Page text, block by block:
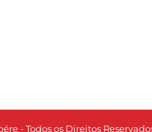
- Todos os Direitos